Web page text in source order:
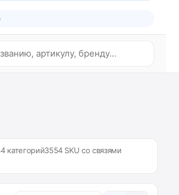
категорий3554 SKU со связями